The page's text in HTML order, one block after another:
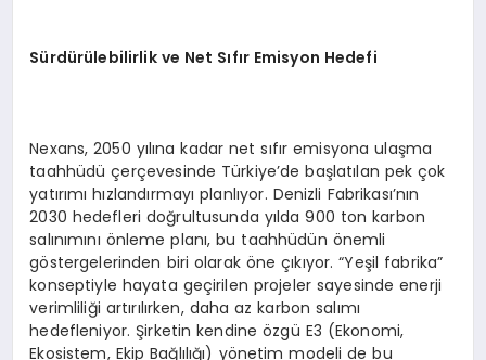
Sürdürülebilirlik ve Net Sıfır Emisyon Hedefi
Nexans, 2050 yılına kadar net sıfır emisyona ulaşma
taahhüdü çerçevesinde Türkiye’de başlatılan pek çok
yatırımı hızlandırmayı planlıyor. Denizli Fabrikası’nın
2030 hedefleri doğrultusunda yılda 900 ton karbon
salınımını önleme planı, bu taahhüdün önemli
göstergelerinden biri olarak öne çıkıyor. “Yeşil fabrika”
konseptiyle hayata geçirilen projeler sayesinde enerji
verimliliği artırılırken, daha az karbon salımı
hedefleniyor. Şirketin kendine özgü E3 (Ekonomi,
Ekosistem, Ekip Bağlılığı) yönetim modeli de bu